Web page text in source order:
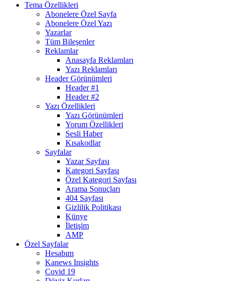
Tema Özellikleri
Abonelere Özel Sayfa
Abonelere Özel Yazı
Yazarlar
Tüm Bileşenler
Reklamlar
Anasayfa Reklamları
Yazı Reklamları
Header Görünümleri
Header #1
Header #2
Yazı Özellikleri
Yazı Görünümleri
Yorum Özellikleri
Sesli Haber
Kısakodlar
Sayfalar
Yazar Sayfası
Kategori Sayfası
Özel Kategori Sayfası
Arama Sonuçları
404 Sayfası
Gizlilik Politikası
Künye
İletişim
AMP
Özel Sayfalar
Hesabım
Kanews Insights
Covid 19